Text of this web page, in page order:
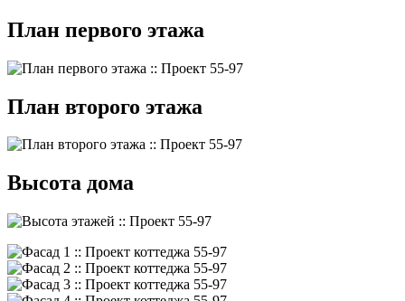
План первого этажа
План второго этажа
Высота дома